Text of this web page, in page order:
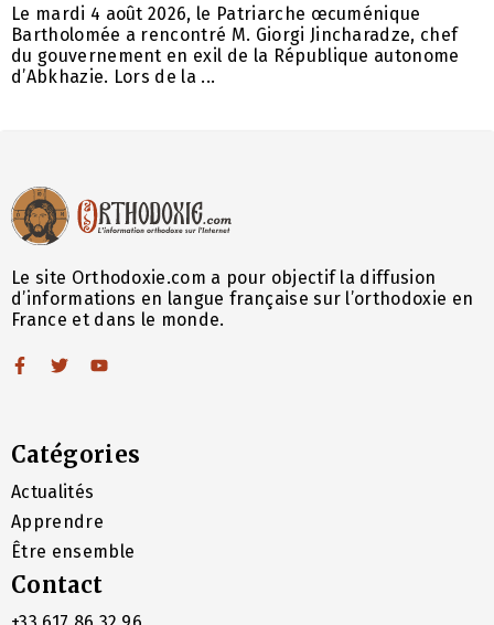
Le mardi 4 août 2026, le Patriarche œcuménique
Bartholomée a rencontré M. Giorgi Jincharadze, chef
du gouvernement en exil de la République autonome
d’Abkhazie. Lors de la ...
Le site Orthodoxie.com a pour objectif la diffusion
d’informations en langue française sur l’orthodoxie en
France et dans le monde.
Catégories
Actualités
Apprendre
Être ensemble
Contact